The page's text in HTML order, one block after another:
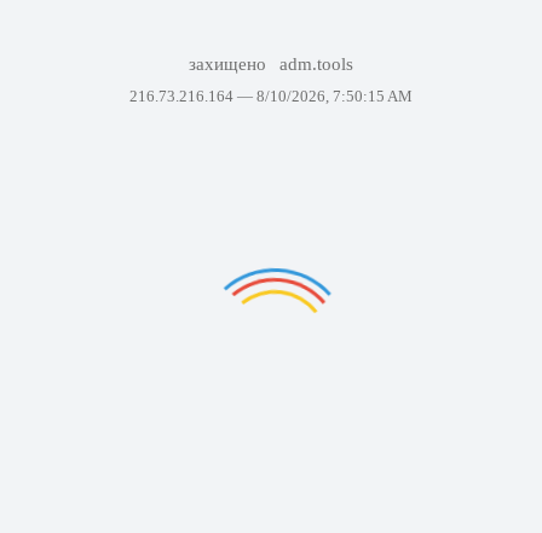
захищено adm.tools
216.73.216.164 — 8/10/2026, 7:50:15 AM